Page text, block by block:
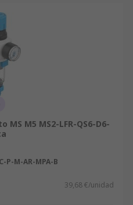
M5 MS2-LFR-QS6-D6-
P-M-AR-MPA-B
39,68 €/unidad